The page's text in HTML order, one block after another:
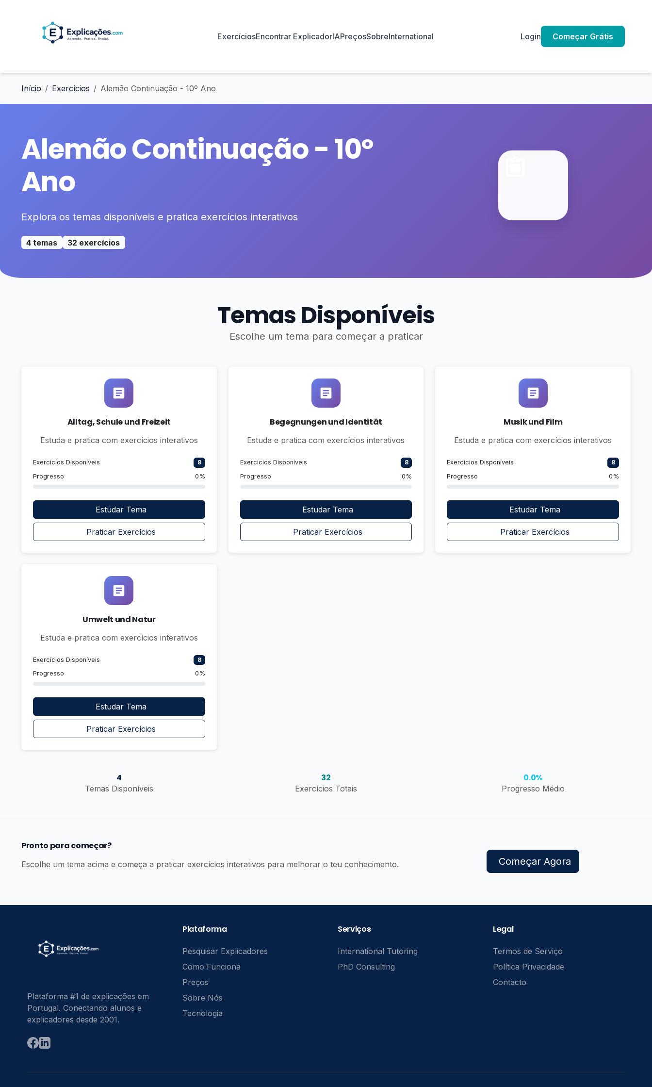
ExercíciosEncontrar ExplicadorIAPreçosSobreInternational Login Começar Grátis
Início Exercícios Alemão Continuação - 10º Ano
Alemão Continuação - 10º
Ano
Explora os temas disponíveis e pratica exercícios interativos
4 temas 32 exercícios
Temas Disponíveis
Escolhe um tema para começar a praticar
Alltag, Schule und Freizeit
Estuda e pratica com exercícios interativos
Exercícios Disponíveis
8
Progresso
0%
Estudar Tema
Praticar Exercícios
Begegnungen und Identität
Estuda e pratica com exercícios interativos
Exercícios Disponíveis
8
Progresso
0%
Estudar Tema
Praticar Exercícios
Musik und Film
Estuda e pratica com exercícios interativos
Exercícios Disponíveis
8
Progresso
0%
Estudar Tema
Praticar Exercícios
Umwelt und Natur
Estuda e pratica com exercícios interativos
Exercícios Disponíveis
8
Progresso
0%
Estudar Tema
Praticar Exercícios
4
Temas Disponíveis
32
Exercícios Totais
0.0%
Progresso Médio
Pronto para começar?
Escolhe um tema acima e começa a praticar exercícios interativos para melhorar o teu conhecimento. Começar Agora
Plataforma #1 de explicações em
Portugal. Conectando alunos e
explicadores desde 2001.
Plataforma
Pesquisar Explicadores
Como Funciona
Preços
Sobre Nós
Tecnologia
Serviços
International Tutoring
PhD Consulting
Legal
Termos de Serviço
Política Privacidade
Contacto